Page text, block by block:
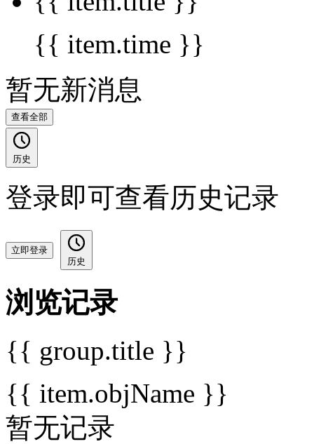
{{ item.time }}
暂无新消息
查看全部
历史
登录即可查看历史记录
立即登录
历史
浏览记录
{{ group.title }}
{{ item.objName }}
暂无记录